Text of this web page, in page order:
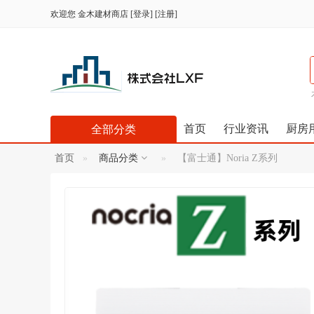
欢迎您 金木建材商店 [登录] [注册]
首页 行业资讯 厨房
全部分类
首页 商品分类 【富士通】Noria Z系列